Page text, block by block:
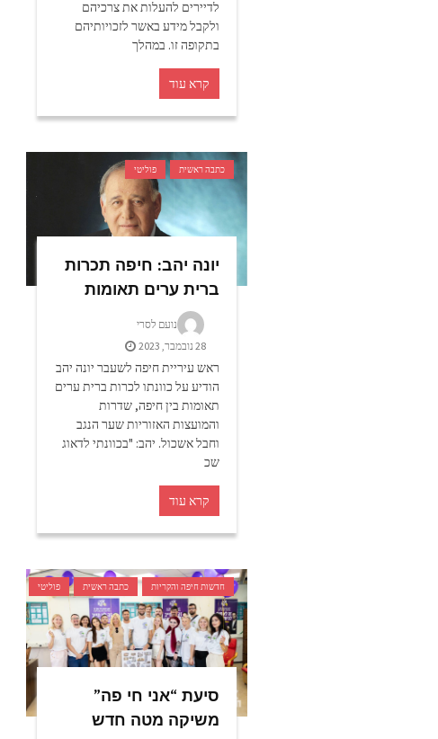
לדיירים להעלות את צרכיהם
ולקבל מידע באשר לזכויותיהם
בתקופה זו. במהלך
קרא עוד
כתבה ראשית פוליטי
יונה יהב: חיפה תכרות
ברית ערים תאומות
נועם לסרי
28 נובמבר, 2023
ראש עיריית חיפה לשעבר יונה יהב
הודיע על כוונתו לכרות ברית ערים
תאומות בין חיפה, שדרות
והמועצות האזוריות שער הנגב
וחבל אשכול. יהב: "בכוונתי לדאוג
שכ
קרא עוד
חדשות חיפה והקריות כתבה ראשית פוליטי
סיעת “אני חי פה”
משיקה מטה חדש